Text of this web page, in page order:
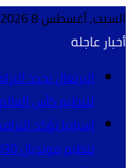
السبت, أغسطس 8 2026
أخبار عاجلة
البرتغال تجدد
لتنظيم كأس العالم
إسبانيا تؤكد
تنظيم مونديال 2030 (ميلاجروس تولون)